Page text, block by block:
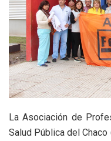
La Asociación de
Salud Pública del